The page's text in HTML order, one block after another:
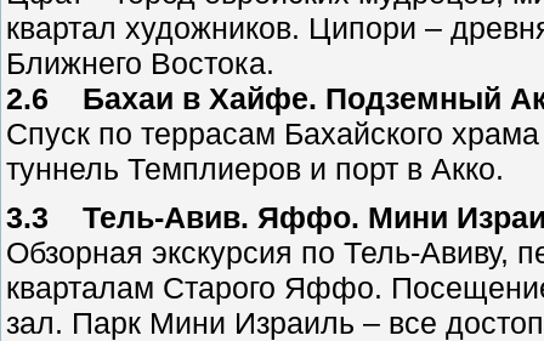
квартал художников. Ципори –
Ближнего Востока.
2.6 Бахаи в Хайфе. Подземный
Спуск по террасам Бахайского
туннель Темплиеров и порт в Акко.
3.3 Тель-Авив. Яффо. Мини
Обзорная экскурсия по Тель-Авиву,
кварталам Старого Яффо.
зал. Парк Мини Израиль – все